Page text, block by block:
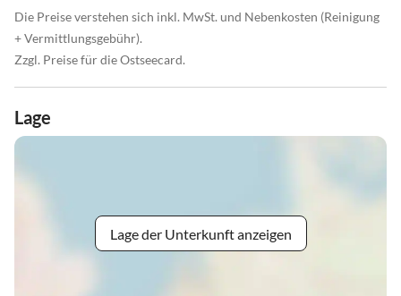
Die Preise verstehen sich inkl. MwSt. und Nebenkosten (Reinigung
+ Vermittlungsgebühr).
Zzgl. Preise für die Ostseecard.
Lage
Lage der Unterkunft anzeigen